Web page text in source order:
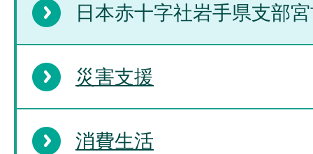
日本赤十字社岩手県支部
災害支援
消費生活